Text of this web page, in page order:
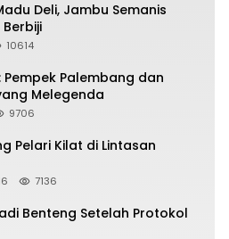
Deli, Jambu Semanis
10614
Pempek Palembang dan
Melegenda
9706
Pelari Kilat di Lintasan
7136
Benteng Setelah Protokol